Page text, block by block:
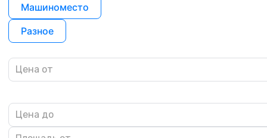
Машиноместо
Разное